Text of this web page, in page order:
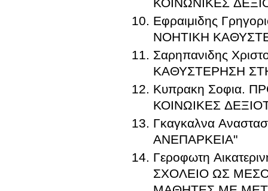
ΚΟΙΝΩΝΙΚΕΣ
Εφραιμιδης
ΝΟΗΤΙΚΗ
Σαρηπανιδης
ΚΑΘΥΣΤΕΡΗΣΗ
Κυπρακη Σοφια.
ΚΟΙΝΩΙΚΕΣ
Γκαγκαλνα
ΑΝΕΠΑΡΚΕΙΑ"
Γεροφωτη
ΣΧΟΛΕΙΟ ΩΣ